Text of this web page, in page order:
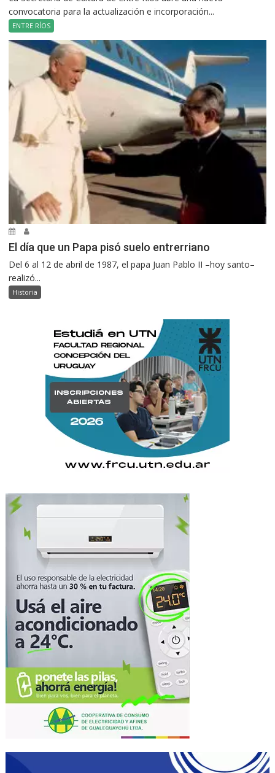
convocatoria para la actualización e incorporación...
ENTRE RÍOS
El día que un Papa pisó suelo entrerriano
Del 6 al 12 de abril de 1987, el papa Juan Pablo II –hoy santo–
realizó...
Historia